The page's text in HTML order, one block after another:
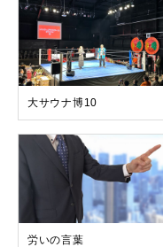
大サウナ博10
労いの言葉